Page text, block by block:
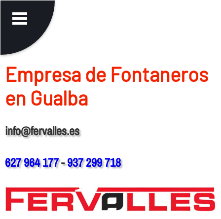
Empresa de Fontaneros
en Gualba
info@fervalles.es
627 964 177-937 299 718